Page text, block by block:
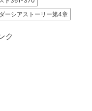
ーシアストーリー第4章
ク